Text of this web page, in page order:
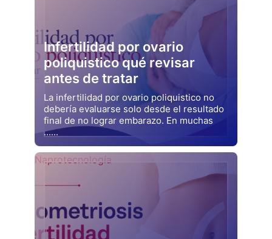
Infertilidad por ovario
poliquistico qué revisar
antes de tratar
La infertilidad por ovario poliquistico no
debería evaluarse solo desde el resultado
final de no lograr embarazo. En muchas
......
Drjluquerna
Naprotecnología